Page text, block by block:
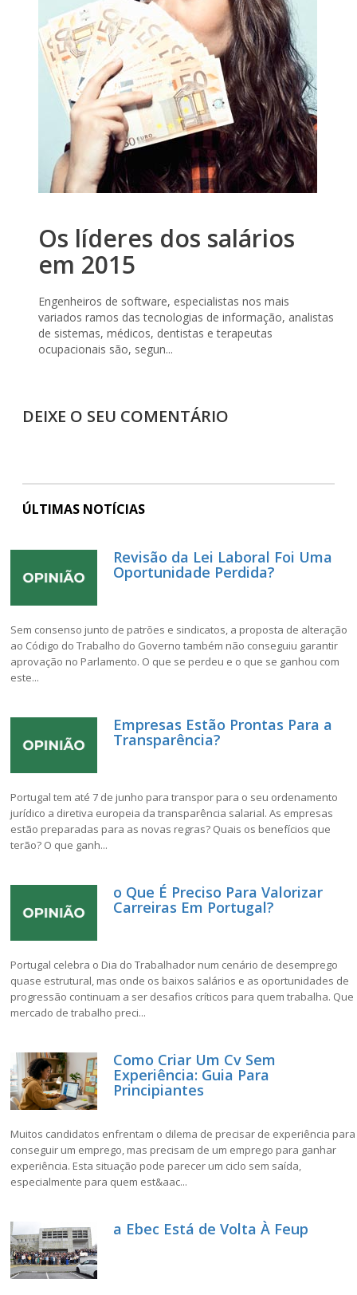
Os líderes dos salários
em 2015
Engenheiros de software, especialistas nos mais
variados ramos das tecnologias de informação, analistas
de sistemas, médicos, dentistas e terapeutas
ocupacionais são, segun...
DEIXE O SEU COMENTÁRIO
ÚLTIMAS NOTÍCIAS
Revisão da Lei Laboral Foi Uma
Oportunidade Perdida?
Sem consenso junto de patrões e sindicatos, a proposta de alteração
ao Código do Trabalho do Governo também não conseguiu garantir
aprovação no Parlamento. O que se perdeu e o que se ganhou com
este...
Empresas Estão Prontas Para a
Transparência?
Portugal tem até 7 de junho para transpor para o seu ordenamento
jurídico a diretiva europeia da transparência salarial. As empresas
estão preparadas para as novas regras? Quais os benefícios que
terão? O que ganh...
o Que É Preciso Para Valorizar
Carreiras Em Portugal?
Portugal celebra o Dia do Trabalhador num cenário de desemprego
quase estrutural, mas onde os baixos salários e as oportunidades de
progressão continuam a ser desafios críticos para quem trabalha. Que
mercado de trabalho preci...
Como Criar Um Cv Sem
Experiência: Guia Para
Principiantes
Muitos candidatos enfrentam o dilema de precisar de experiência para
conseguir um emprego, mas precisam de um emprego para ganhar
experiência. Esta situação pode parecer um ciclo sem saída,
especialmente para quem est&aac...
a Ebec Está de Volta À Feup